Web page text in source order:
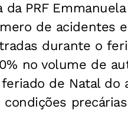
da PRF
de acidentes
durante o
no volume de
de Natal